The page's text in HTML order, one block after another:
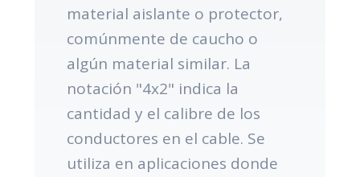
material aislante o protector,
comúnmente de caucho o
algún material similar. La
notación "4x2" indica la
cantidad y el calibre de los
conductores en el cable. Se
utiliza en aplicaciones donde